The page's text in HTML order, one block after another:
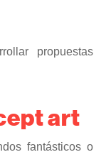
propuestas
art
fantásticos o